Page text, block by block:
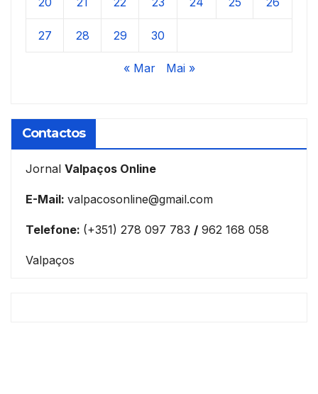
27 28 29 30
« Mar Mai »
Contactos
Jornal Valpaços Online
E-Mail: valpacosonline@gmail.com
Telefone: (+351) 278 097 783 / 962 168 058
Valpaços